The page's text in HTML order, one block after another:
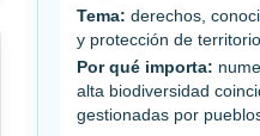
Tema: derechos,
y protección de
Por qué importa:
alta biodiversidad
gestionadas por